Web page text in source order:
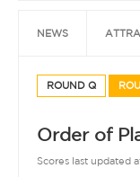
NEWS
ROUND Q
Order of
Scores last updated